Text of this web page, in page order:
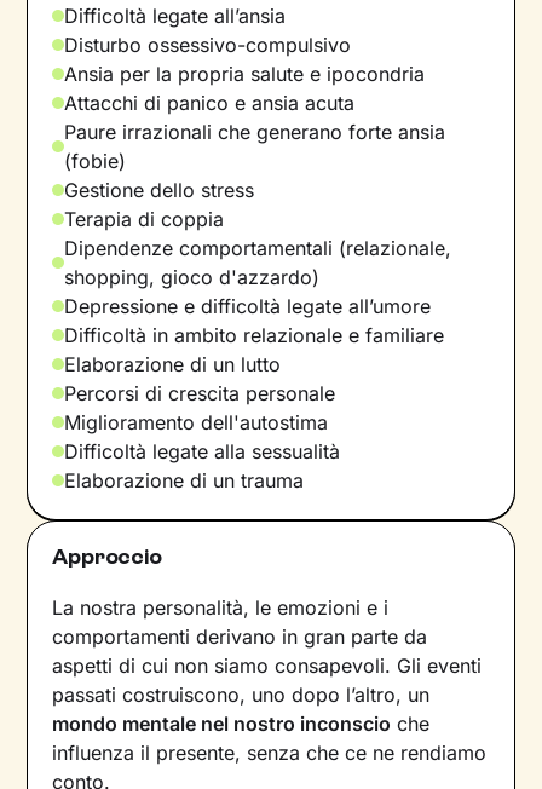
Difficoltà legate all’ansia
Disturbo ossessivo-compulsivo
Ansia per la propria salute e ipocondria
Attacchi di panico e ansia acuta
Paure irrazionali che generano forte ansia
(fobie)
Gestione dello stress
Terapia di coppia
Dipendenze comportamentali (relazionale,
shopping, gioco d'azzardo)
Depressione e difficoltà legate all’umore
Difficoltà in ambito relazionale e familiare
Elaborazione di un lutto
Percorsi di crescita personale
Miglioramento dell'autostima
Difficoltà legate alla sessualità
Elaborazione di un trauma
Approccio
La nostra personalità, le emozioni e i
comportamenti derivano in gran parte da
aspetti di cui non siamo consapevoli. Gli eventi
passati costruiscono, uno dopo l’altro, un
mondo mentale nel nostro inconscio che
influenza il presente, senza che ce ne rendiamo
conto.